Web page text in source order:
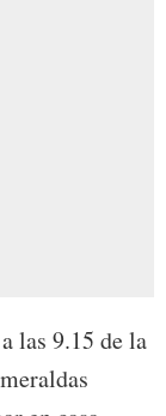
las 9.15 de la